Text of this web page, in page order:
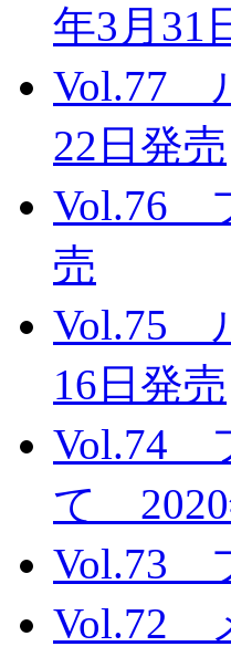
年3月31
Vol.77
22日発売
Vol.76
売
Vol.75
16日発売
Vol.74
て 2020
Vol.73
Vol.72